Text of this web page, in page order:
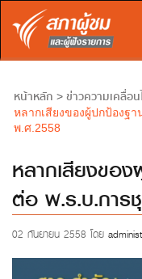
หน้าหลัก > ข่าวความเคลื่อน
หลากเสียงของผู้ปกป้องฐ
พ.ศ.2558
หลากเสียงขอ
ต่อ พ.ร.บ.การ
02 กันยายน 2558 โดย